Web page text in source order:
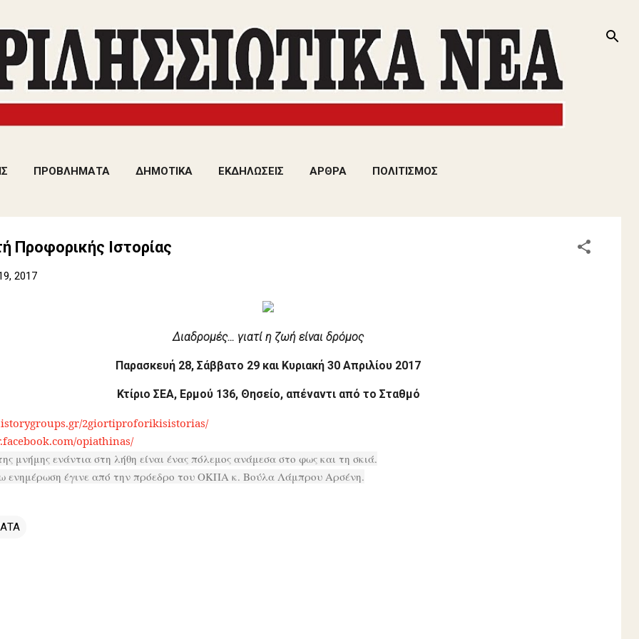
ΠΡΟΒΛΗΜΑΤΑ ΔΗΜΟΤΙΚΑ ΕΚΔΗΛΩΣΕΙΣ ΑΡΘΡΑ ΠΟΛΙΤΙΣΜΟΣ
Προφορικής Ιστορίας
2017
Διαδρομές… γιατί η ζωή είναι δρόμος
Παρασκευή 28, Σάββατο 29 και Κυριακή 30 Απριλίου 2017
Κτίριο ΣΕΑ, Ερμού 136, Θησείο, απέναντι από το Σταθμό
2giortiproforikisistorias/
opiathinas/
μνήμης ενάντια στη λήθη είναι ένας πόλεμος ανάμεσα στο φως και τη σκιά.
ενημέρωση έγινε από την πρόεδρο του ΟΚΠΑ κ. Βούλα Λάμπρου Αρσένη.